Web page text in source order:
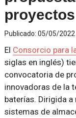
Publicado: 05/05/2022
El Consorcio para
siglas en inglés)
convocatoria de
innovadoras de la
baterías. Dirigida
sistemas de